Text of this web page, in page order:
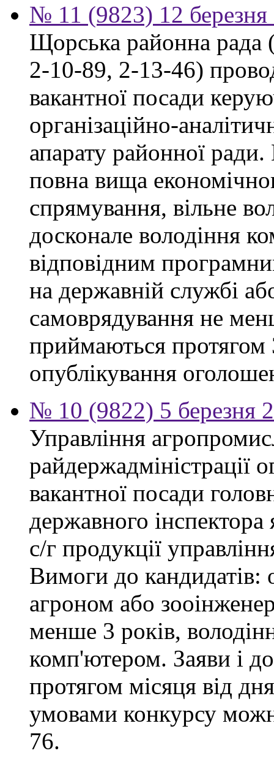
№ 11 (9823) 12 березня
Щорська районна рада
2-10-89, 2-13-46)
вакантної посади
організаційно-
апарату районної
повна вища
спрямування, вільне
досконале володіння
відповідним
на державній службі
самоврядування не
приймаються протягом
опублікування
№ 10 (9822) 5 березня
Управління
райдержадміністрації
вакантної посади
державного інспектора
с/г продукції
Вимоги до кандидатів:
агроном або
менше 3 років,
комп'ютером. Заяви і
протягом місяця від
умовами конкурсу
76.